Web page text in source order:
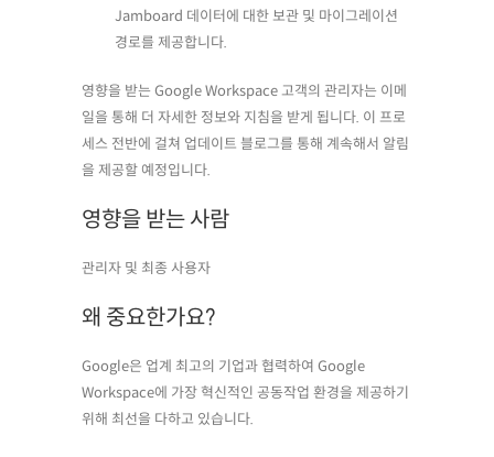
Jamboard 데이터에 대한 보관 및 마이그레이션
경로를 제공합니다.
영향을 받는 Google Workspace 고객의 관리자는 이메
일을 통해 더 자세한 정보와 지침을 받게 됩니다. 이 프로
세스 전반에 걸쳐 업데이트 블로그를 통해 계속해서 알림
을 제공할 예정입니다.
영향을 받는 사람
관리자 및 최종 사용자
왜 중요한가요?
Google은 업계 최고의 기업과 협력하여 Google
Workspace에 가장 혁신적인 공동작업 환경을 제공하기
위해 최선을 다하고 있습니다.